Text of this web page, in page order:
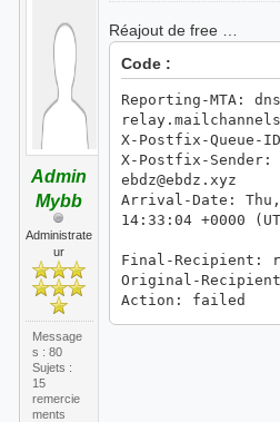
Admin
Mybb
Administrate
ur
Message
s : 80
Sujets :
15
remercie
ments
Réajout de free …
Code :
Reporting-MTA:
X-Postfix-Queue-
X-Postfix-Sender:
ebdz@ebdz.xyz
Arrival-Date:
14:33:04 +0000
Final-Recipient:
Original-
Action: failed
Status: 5.2.1